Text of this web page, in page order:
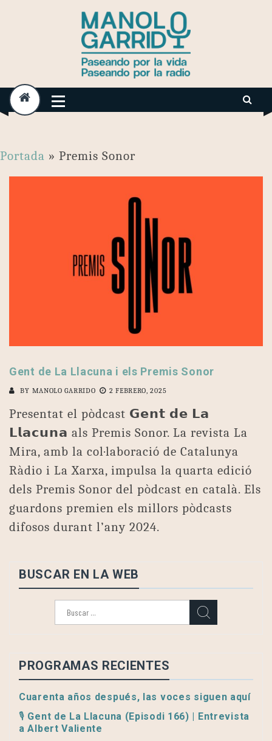
Portada » Premis Sonor
Gent de La Llacuna i els Premis Sonor
BY MANOLO GARRIDO 2 FEBRERO, 2025
Presentat el pòdcast 𝗚𝗲𝗻𝘁 𝗱𝗲 𝗟𝗮
𝗟𝗹𝗮𝗰𝘂𝗻𝗮 als Premis Sonor. La revista La
Mira, amb la col·laboració de Catalunya
Ràdio i La Xarxa, impulsa la quarta edició
dels Premis Sonor del pòdcast en català. Els
guardons premien els millors pòdcasts
difosos durant l’any 2024.
BUSCAR EN LA WEB
PROGRAMAS RECIENTES
Cuarenta años después, las voces siguen aquí
🎙️ Gent de La Llacuna (Episodi 166) | Entrevista
a Albert Valiente